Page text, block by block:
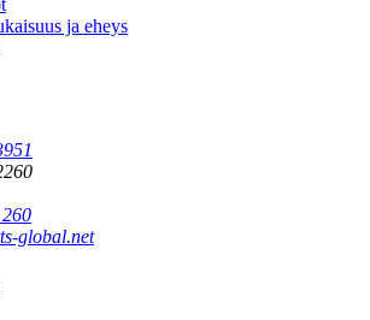
ja eheys
global.net